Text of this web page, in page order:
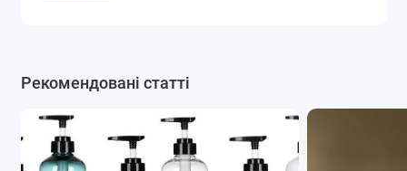
флакон коричневий 300 мл:
Рекомендовані статті